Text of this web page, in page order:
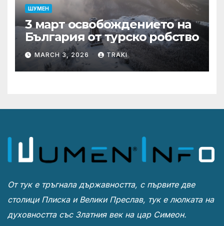
ШУМЕН
3 март освобождението на
България от турско робство
MARCH 3, 2026 TRAKI
От тук е тръгнала държавността, с първите две
столици Плиска и Велики Преслав, тук е люлката на
духовността със Златния век на цар Симеон.